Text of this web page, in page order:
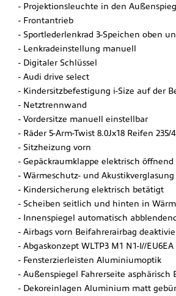
Projektionsleuchte in den
Frontantrieb
Sportlederlenkrad 3-Speichen oben
Lenkradeinstellung manuell
Digitaler Schlüssel
Audi drive select
Kindersitzbefestigung i-Size auf der
Netztrennwand
Vordersitze manuell einstellbar
Räder 5-Arm-Twist 8.0Jx18 Reifen 235/
Sitzheizung vorn
Gepäckraumklappe elektrisch
Wärmeschutz- und
Kindersicherung elektrisch betätigt
Scheiben seitlich und hinten in
Innenspiegel automatisch
Airbags vorn Beifahrerairbag
Abgaskonzept WLTP3 M1 N1-I//EU6EA
Fensterzierleisten Aluminiumoptik
Außenspiegel Fahrerseite asphärisch
Dekoreinlagen Aluminium matt